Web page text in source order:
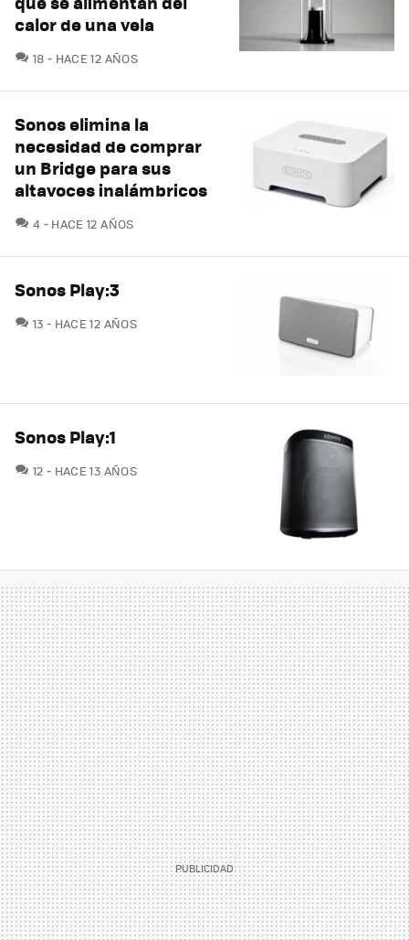
calor de una vela
18 COMENTARIOS
HACE 12 AÑOS
Sonos elimina la
necesidad de comprar
un Bridge para sus
altavoces inalámbricos
4 COMENTARIOS
HACE 12 AÑOS
Sonos Play:3
13 COMENTARIOS
HACE 12 AÑOS
Sonos Play:1
12 COMENTARIOS
HACE 13 AÑOS